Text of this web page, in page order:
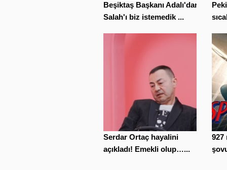
Beşiktaş Başkanı Adalı'dan
Salah'ı biz istemedik ...
Serdar Ortaç hayalini
açıkladı! Emekli olup…...
927